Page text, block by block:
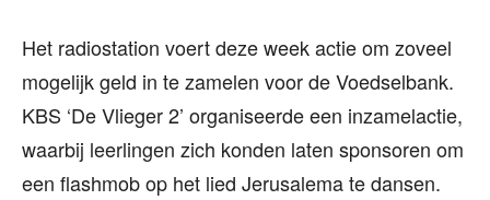
Het radiostation voert deze week actie om zoveel
mogelijk geld in te zamelen voor de Voedselbank.
KBS ‘De Vlieger 2’ organiseerde een inzamelactie,
waarbij leerlingen zich konden laten sponsoren om
een flashmob op het lied Jerusalema te dansen.